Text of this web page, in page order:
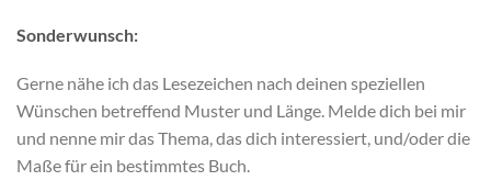
Sonderwunsch:
Gerne nähe ich das Lesezeichen nach deinen speziellen
Wünschen betreffend Muster und Länge. Melde dich bei mir
und nenne mir das Thema, das dich interessiert, und/oder die
Maße für ein bestimmtes Buch.